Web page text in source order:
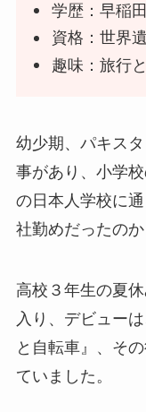
学歴：早稲
資格：世界
趣味：旅行
幼少期、パキス
事があり、小学
の日本人学校に
社勤めだったのか
高校３年生の夏
入り、デビュー
と自転車』、そ
ていました。